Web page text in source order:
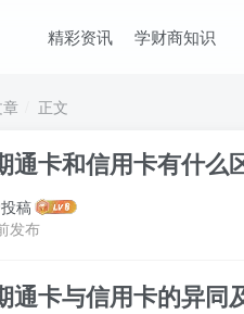
精彩资讯 学财商知识
正文
通卡和信用卡有什么
稿
发布
通卡与信用卡的异同